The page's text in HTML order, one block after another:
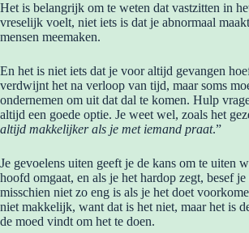
Het is belangrijk om te weten dat vastzitten in
vreselijk voelt, niet iets is dat je abnormaal
mensen meemaken.
En het is niet iets dat je voor altijd gevangen
verdwijnt het na verloop van tijd, maar soms
ondernemen om uit dat dal te komen. Hulp
altijd een goede optie. Je weet wel, zoals het
altijd makkelijker als je met iemand praat.”
Je gevoelens uiten geeft je de kans om te uiten
hoofd omgaat, en als je het hardop zegt, besef
misschien niet zo eng is als je het doet
niet makkelijk, want dat is het niet, maar het is
de moed vindt om het te doen.